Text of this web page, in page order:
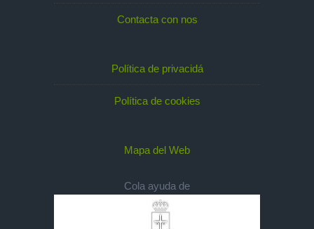
Contacta con nos
Política de privacidá
Política de cookies
Mapa del Web
Cola ayuda de